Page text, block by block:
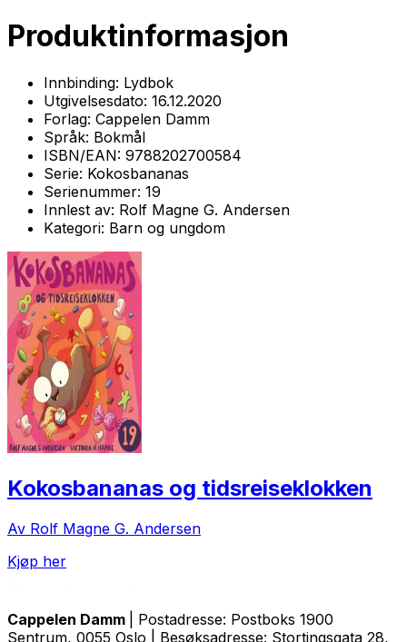
Produktinformasjon
Innbinding: Lydbok
Utgivelsesdato: 16.12.2020
Forlag: Cappelen Damm
Språk: Bokmål
ISBN/EAN: 9788202700584
Serie: Kokosbananas
Serienummer: 19
Innlest av: Rolf Magne G. Andersen
Kategori: Barn og ungdom
Kokosbananas og tidsreiseklokken
Av Rolf Magne G. Andersen
Kjøp her
Cappelen Damm
| Postadresse: Postboks 1900
Sentrum, 0055 Oslo | Besøksadresse: Stortingsgata 28,